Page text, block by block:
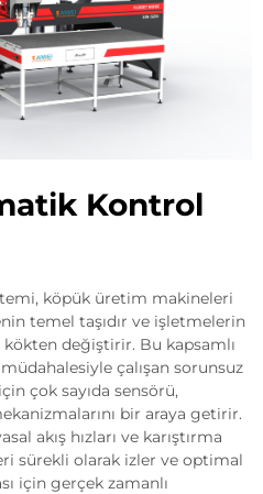
Kontrol
köpük üretim makineleri
temel taşıdır ve işletmelerin
kökten değiştirir. Bu kapsamlı
çalışan sorunsuz
çok sayıda sensörü,
bir araya getirir.
akış hızları ve karıştırma
sürekli olarak izler ve optimal
için gerçek zamanlı